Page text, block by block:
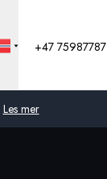
Les mer
+47 75987787